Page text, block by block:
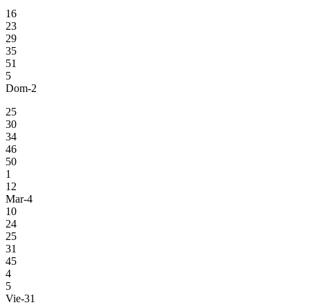
16
23
29
35
51
5
Dom-2
25
30
34
46
50
1
12
Mar-4
10
24
25
31
45
4
5
Vie-31